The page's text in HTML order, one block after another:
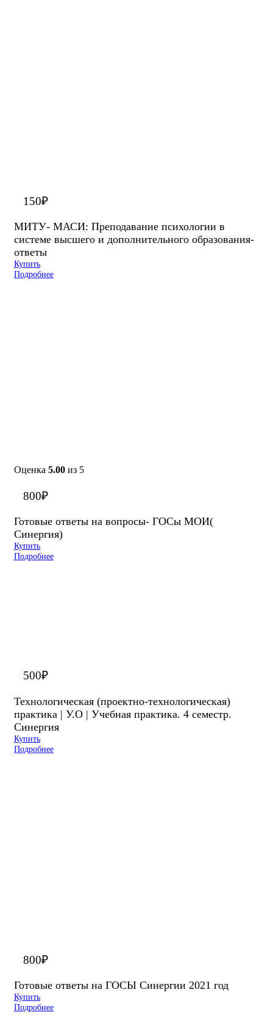
150₽
МИТУ- МАСИ: Преподавание психологии в
системе высшего и дополнительного образования-
ответы
Купить
Подробнее
Оценка 5.00 из 5
800₽
Готовые ответы на вопросы- ГОСы МОИ(
Синергия)
Купить
Подробнее
500₽
Технологическая (проектно-технологическая)
практика | У.О | Учебная практика. 4 семестр.
Синергия
Купить
Подробнее
800₽
Готовые ответы на ГОСЫ Синергии 2021 год
Купить
Подробнее